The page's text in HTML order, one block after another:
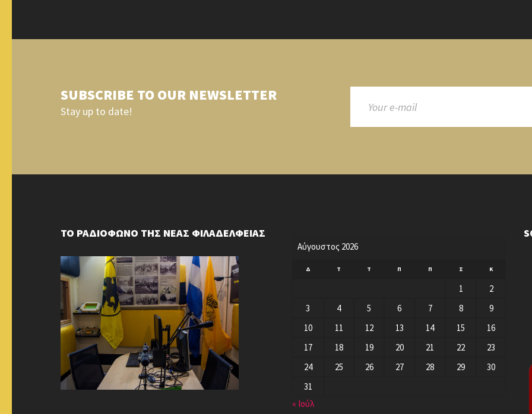
SUBSCRIBE TO OUR NEWSLETTER
Stay up to date!
ΤΟ ΡΑΔΙΟΦΩΝΟ ΤΗΣ ΝΕΑΣ ΦΙΛΑΔΕΛΦΕΙΑΣ
Αύγουστος 2026
Δ Τ Τ Π Π Σ Κ
1
2
3
4 5 6 7 8
9
10
11 12 13 14 15
16
17
18 19 20 21 22
23
24
25 26 27 28 29
30
31
« Ιούλ